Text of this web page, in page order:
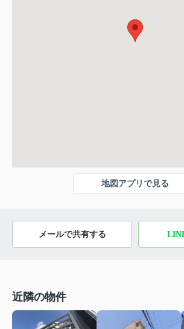
地図アプリで見る
メールで共有する
近隣の物件